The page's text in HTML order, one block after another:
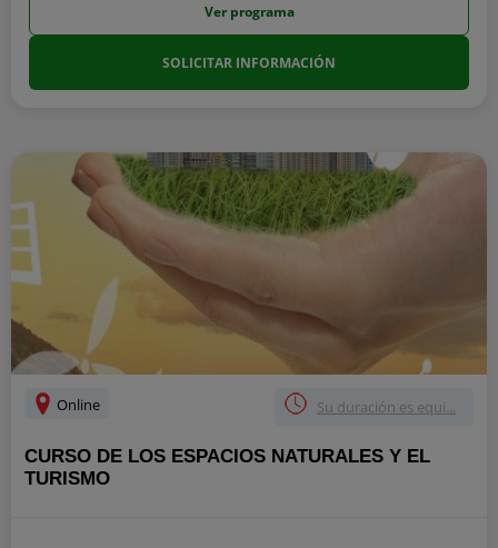
Ver programa
SOLICITAR INFORMACIÓN
Online Su duración es equi...
CURSO DE LOS ESPACIOS NATURALES Y EL
TURISMO